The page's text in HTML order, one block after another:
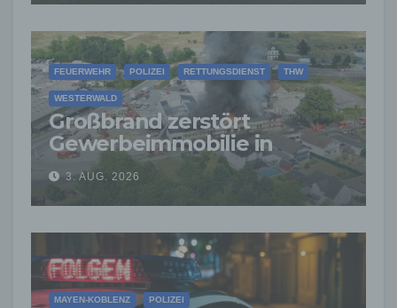
FEUERWEHR POLIZEI RETTUNGSDIENST THW
WESTERWALD
Großbrand zerstört
Gewerbeimmobilie in
Siershahn –
Millionenschaden
entstanden
3. AUG. 2026
MAYEN-KOBLENZ POLIZEI